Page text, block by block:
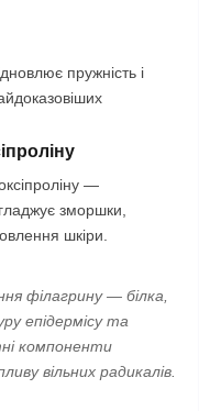
пружність і
—
зморшки,
шкіри.
філагрину — білка,
епідермісу та
компоненти
вільних радикалів.